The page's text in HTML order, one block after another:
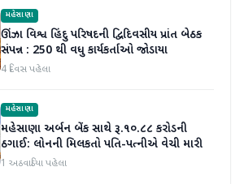
મહેસાણા
ઊંઝા વિશ્વ હિંદુ પરિષદની દ્વિદિવસીય પ્રાંત બેઠક
સંપન્ન : 250 થી વધુ કાર્યકર્તાઓ જોડાયા
4 દિવસ પહેલા
મહેસાણા
મહેસાણા અર્બન બેંક સાથે રૂ.૧૦.૮૮ કરોડની
ઠગાઈ: લોનની મિલકતો પતિ-પત્નીએ વેચી મારી
1 અઠવાડિયા પહેલા